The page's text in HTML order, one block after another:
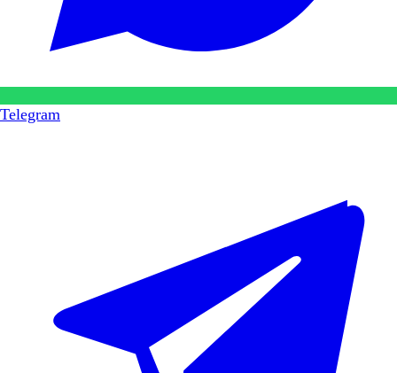
Telegram